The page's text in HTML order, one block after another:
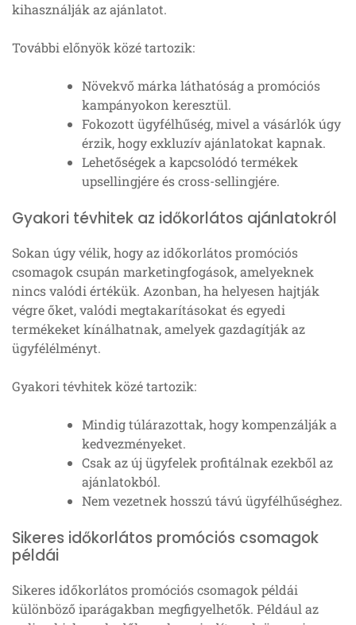
kihasználják az ajánlatot.
További előnyök közé tartozik:
Növekvő márka láthatóság a promóciós
kampányokon keresztül.
Fokozott ügyfélhűség, mivel a vásárlók úgy
érzik, hogy exkluzív ajánlatokat kapnak.
Lehetőségek a kapcsolódó termékek
upsellingjére és cross-sellingjére.
Gyakori tévhitek az időkorlátos ajánlatokról
Sokan úgy vélik, hogy az időkorlátos promóciós
csomagok csupán marketingfogások, amelyeknek
nincs valódi értékük. Azonban, ha helyesen hajtják
végre őket, valódi megtakarításokat és egyedi
termékeket kínálhatnak, amelyek gazdagítják az
ügyfélélményt.
Gyakori tévhitek közé tartozik:
Mindig túlárazottak, hogy kompenzálják a
kedvezményeket.
Csak az új ügyfelek profitálnak ezekből az
ajánlatokból.
Nem vezetnek hosszú távú ügyfélhűséghez.
Sikeres időkorlátos promóciós csomagok
példái
Sikeres időkorlátos promóciós csomagok példái
különböző iparágakban megfigyelhetők. Például az